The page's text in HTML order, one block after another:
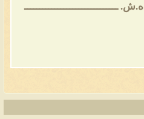
02 -2007 مـ ۲۳-بهمن-۱۳۸۵ه.ش. ـــــــــــــــــــــــــــــــ